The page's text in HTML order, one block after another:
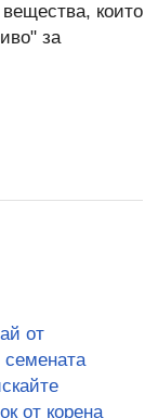
които
за
от
семената
от корена